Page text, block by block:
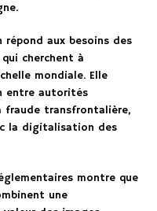
aux besoins des
cherchent à
mondiale. Elle
entre autorités
transfrontalière,
la digitalisation des
montre que
une